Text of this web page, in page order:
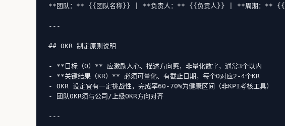
**团队：** {{团队名称}} | **负责人：** {{负责人}} | **周期：**
---
## OKR 制定原则说明
- **目标（O）** 应激励人心、描述方向感，非量化数字，通常3个以内
- **关键结果（KR）** 必须可量化、有截止日期，每个O对应2-4个KR
- OKR 设定宜有一定挑战性，完成率60-70%为健康区间（非KPI考核工具）
- 团队OKR须与公司/上级OKR方向对齐
---